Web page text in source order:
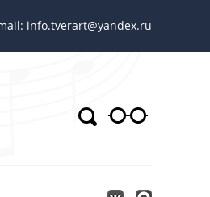
info.tverart@yandex.ru